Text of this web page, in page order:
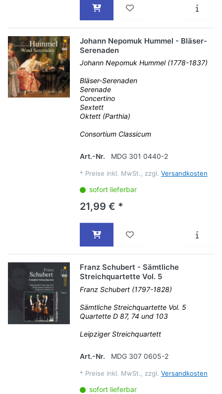
Johann Nepomuk Hummel - Bläser-
Serenaden
Johann Nepomuk Hummel (1778-1837)
Bläser-Serenaden
Serenade
Concertino
Sextett
Oktett (Parthia)
Consortium Classicum
Art.-Nr. MDG 301 0440-2
* Preise inkl. MwSt., zzgl. Versandkosten
sofort lieferbar
21,99 € *
Franz Schubert - Sämtliche
Streichquartette Vol. 5
Franz Schubert (1797-1828)
Sämtliche Streichquartette Vol. 5
Quartette D 87, 74 und 103
Leipziger Streichquartett
Art.-Nr. MDG 307 0605-2
* Preise inkl. MwSt., zzgl. Versandkosten
sofort lieferbar